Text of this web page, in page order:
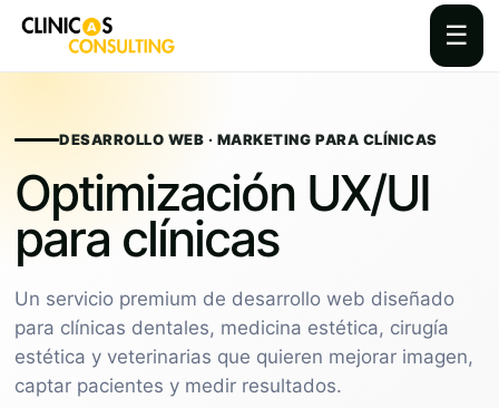
☰
contentDESARROLLO WEB · MARKETING PARA CLÍNICAS
Optimización UX/UI
para clínicas
Un servicio premium de desarrollo web diseñado
para clínicas dentales, medicina estética, cirugía
estética y veterinarias que quieren mejorar imagen,
captar pacientes y medir resultados.